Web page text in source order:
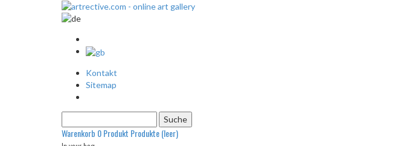
Kontakt
Sitemap
Warenkorb 0Produkt Produkte(leer)